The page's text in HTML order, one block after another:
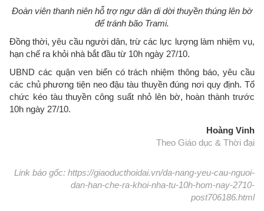
Đoàn viên thanh niên hỗ trợ ngư dân di dời thuyền thúng lên bờ
để tránh bão Trami.
Đồng thời, yêu cầu người dân, trừ các lực lượng làm nhiệm vụ,
hạn chế ra khỏi nhà bắt đầu từ 10h ngày 27/10.
UBND các quận ven biển có trách nhiệm thông báo, yêu cầu
các chủ phương tiện neo đậu tàu thuyền đúng nơi quy định. Tổ
chức kéo tàu thuyền công suất nhỏ lên bờ, hoàn thành trước
10h ngày 27/10.
Hoàng Vinh
Theo Giáo dục & Thời đại
Link báo gốc: https://giaoducthoidai.vn/da-nang-yeu-cau-nguoi-
dan-han-che-ra-khoi-nha-tu-10h-hom-nay-2710-
post706186.html